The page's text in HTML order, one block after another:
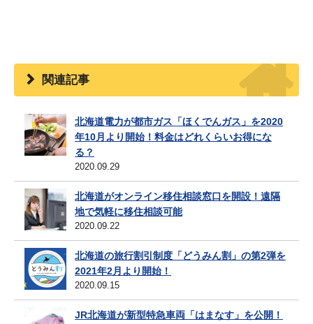
関連記事
北海道電力が都市ガス「ほくでんガス」を2020
年10月より開始！料金はどれくらいお得にな
る？
2020.09.29
北海道がオンライン移住相談窓口を開設！遠隔
地で気軽に移住相談可能
2020.09.22
北海道の旅行割引制度「どうみん割」の第2弾を
2021年2月より開始！
2020.09.15
JR北海道が新型特急車両「はまなす」を公開！